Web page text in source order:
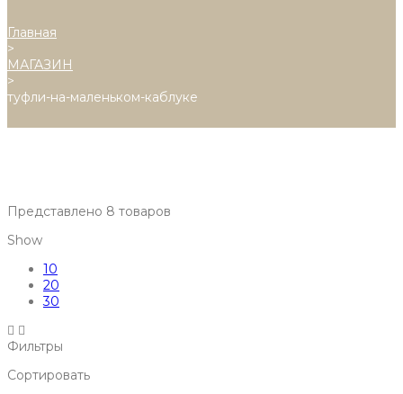
Главная
>
МАГАЗИН
>
туфли-на-маленьком-каблуке
Представлено 8 товаров
Show
10
20
30
Фильтры
Сортировать